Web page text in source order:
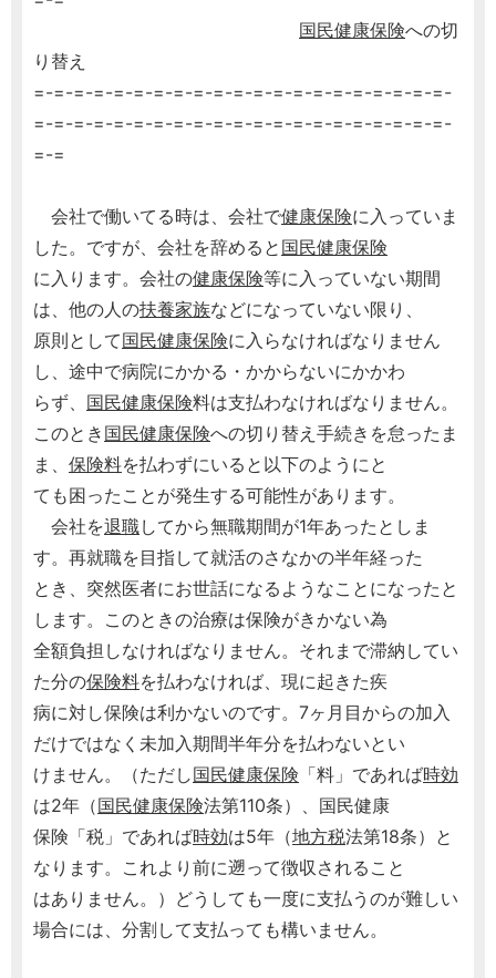
国民健康保険への切
り替え
=-=-=-=-=-=-=-=-=-=-=-=-=-=-=-=-=-=-=-=-=-
=-=-=-=-=-=-=-=-=-=-=-=-=-=-=-=-=-=-=-=-=-
=-=
会社で働いてる時は、会社で健康保険に入っていま
した。ですが、会社を辞めると 国民健康保険
に入ります。会社の健康保険等に入っていない期間
は、他の人の扶養家族などになっていない限り、
原則として国民健康保険に入らなければなりません
し、途中で病院にかかる・かからないにかかわ
らず、 国民健康保険料は支払わなければなりません。
このとき 国民健康保険への切り替え手続きを怠ったま
ま、 保険料を払わずにいると以下のようにと
ても困ったことが発生する可能性があります。
会社を退職してから無職期間が1年あったとしま
す。再就職を目指して就活のさなかの半年経った
とき、突然医者にお世話になるようなことになったと
します。このときの治療は保険がきかない為
全額負担しなければなりません。それまで滞納してい
た分の保険料を払わなければ、現に起きた疾
病に対し保険は利かないのです。7ヶ月目からの加入
だけではなく未加入期間半年分を払わないとい
けません。（ただし国民健康保険 「料」であれば時効
は2年（国民健康保険法第110条）、国民健康
保険「税」であれば時効は5年（地方税法第18条）と
なります。これより前に遡って徴収されること
はありません。）どうしても一度に支払うのが難しい
場合には、分割して支払っても構いません。